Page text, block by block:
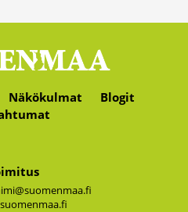
Näkökulmat
Blogit